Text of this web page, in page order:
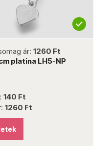
ár: 1260 Ft
platina LH5-NP
140 Ft
1260 Ft